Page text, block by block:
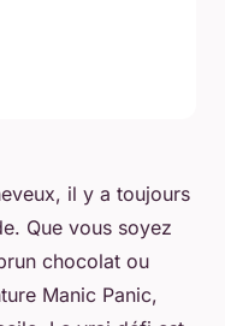
, il y a toujours
Que vous soyez
chocolat ou
Manic Panic,